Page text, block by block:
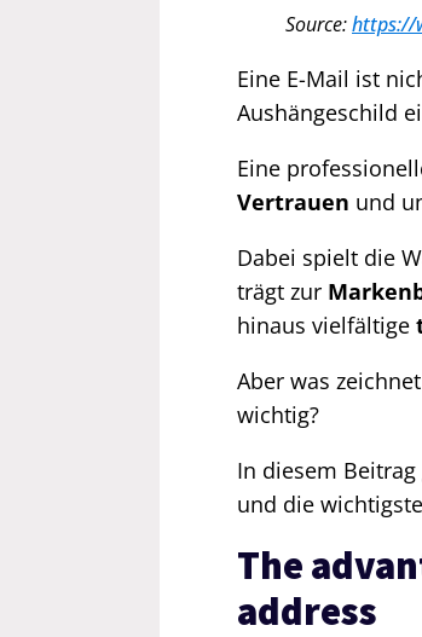
Source:https://
Eine E-Mail ist
Aushängeschild
Eine
Vertrauen und
Dabei spielt die
trägt zur
hinaus vielfältige
Aber was
wichtig?
In diesem
und die
The
address